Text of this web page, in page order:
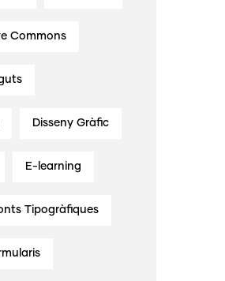
Commons
Disseny Gràfic
E-learning
Tipogràfiques